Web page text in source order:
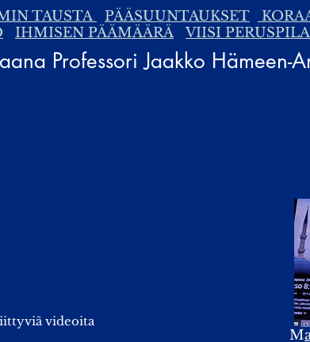
TAUSTA PÄÄSUUNTAUKSET
IHMISEN PÄÄMÄÄRÄ VIISI
Professori Jaakko Hämeen-
videoita
M